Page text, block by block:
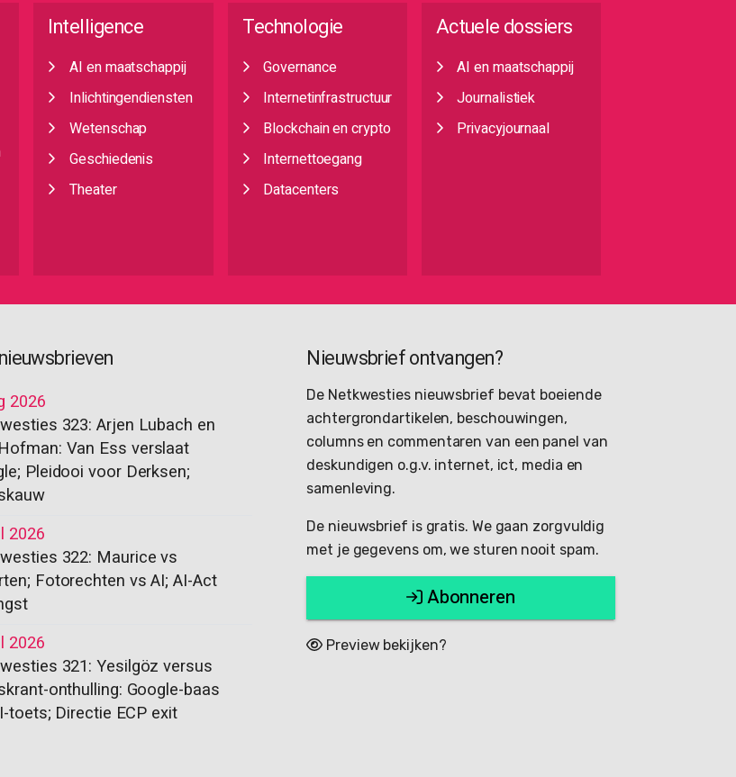
Intelligence
AI en maatschappij
Inlichtingendiensten
Wetenschap
Geschiedenis
Theater
Technologie
Governance
Internetinfrastructuur
Blockchain en crypto
Internettoegang
Datacenters
Actuele dossiers
AI en maatschappij
Journalistiek
Privacyjournaal
2026
323: Arjen Lubach en
Van Ess verslaat
Pleidooi voor Derksen;
2026
322: Maurice vs
Fotorechten vs AI; AI-Act
2026
321: Yesilgöz versus
onthulling: Google-baas
toets; Directie ECP exit
Nieuwsbrief ontvangen?
De Netkwesties nieuwsbrief bevat boeiende
achtergrondartikelen, beschouwingen,
columns en commentaren van een panel van
deskundigen o.g.v. internet, ict, media en
samenleving.
De nieuwsbrief is gratis. We gaan zorgvuldig
met je gegevens om, we sturen nooit spam.
Abonneren
Preview bekijken?